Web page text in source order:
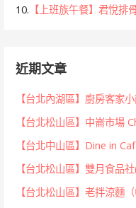
10. 【上班族午餐】君悅排
近期文章
【台北內湖區】廚房客家
【台北松山區】中崙市場
【台北中山區】Dine in
【台北松山區】雙月食品
【台北松山區】老拌涼麵